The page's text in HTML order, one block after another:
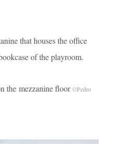
that houses the office
of the playroom.
mezzanine floor©Pedro